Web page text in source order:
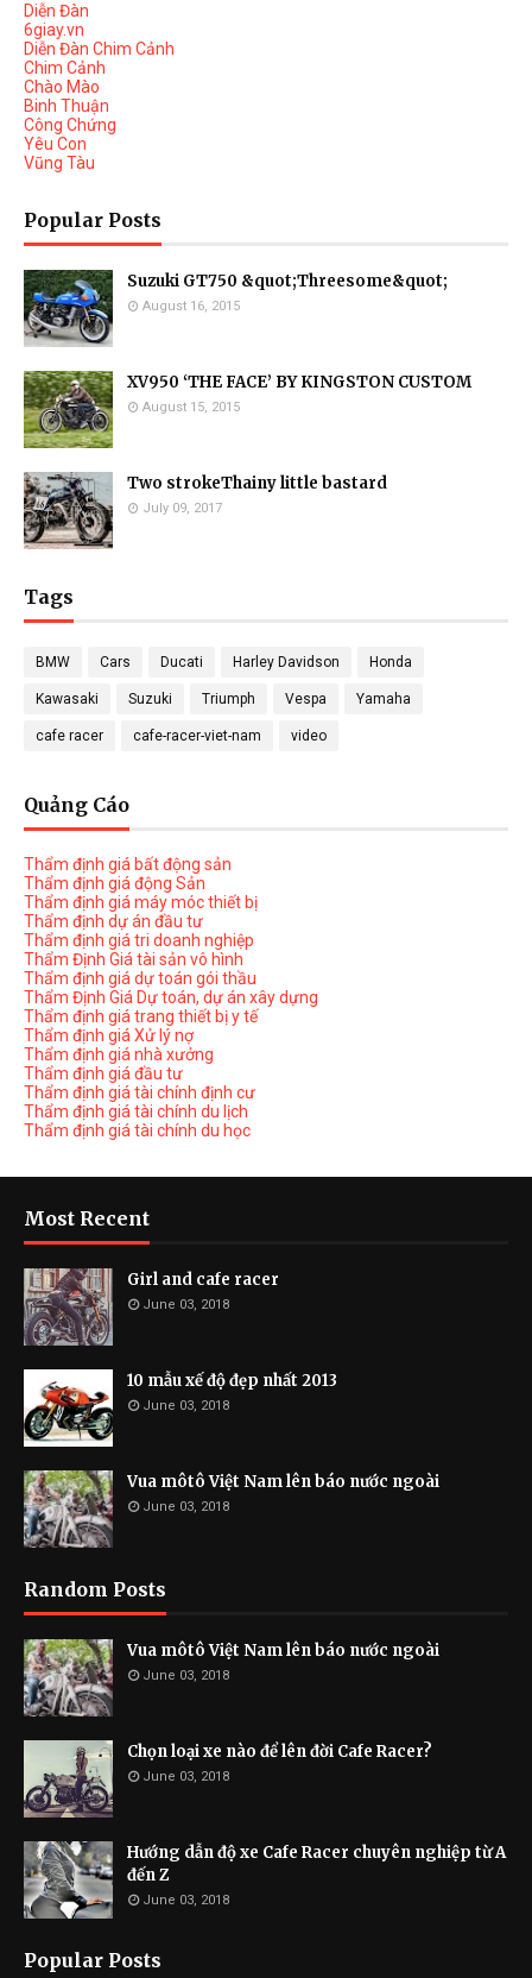
Diễn Đàn
6giay.vn
Diễn Đàn Chim Cảnh
Chim Cảnh
Chào Mào
Binh Thuận
Công Chứng
Yêu Con
Vũng Tàu
Popular Posts
Suzuki GT750 &quot;Threesome&quot;
August 16, 2015
XV950 ‘THE FACE’ BY KINGSTON CUSTOM
August 15, 2015
Two strokeThainy little bastard
July 09, 2017
Tags
BMW Cars Ducati Harley Davidson Honda
Kawasaki Suzuki Triumph Vespa Yamaha
cafe racer cafe-racer-viet-nam video
Quảng Cáo
Thẩm định giá bất động sản
Thẩm định giá động Sản
Thẩm định giá máy móc thiết bị
Thẩm định dự án đầu tư
Thẩm định giá tri doanh nghiệp
Thẩm Định Giá tài sản vô hình
Thẩm định giá dự toán gói thầu
Thẩm Định Giá Dự toán, dự án xây dựng
Thẩm định giá trang thiết bị y tế
Thẩm định giá Xử lý nợ
Thẩm định giá nhà xưởng
Thẩm định giá đầu tư
Thẩm định giá tài chính định cư
Thẩm định giá tài chính du lịch
Thẩm định giá tài chính du học
Most Recent
Girl and cafe racer
June 03, 2018
10 mẫu xế độ đẹp nhất 2013
June 03, 2018
Vua môtô Việt Nam lên báo nước ngoài
June 03, 2018
Random Posts
Vua môtô Việt Nam lên báo nước ngoài
June 03, 2018
Chọn loại xe nào để lên đời Cafe Racer?
June 03, 2018
Hướng dẫn độ xe Cafe Racer chuyên nghiệp từ A
đến Z
June 03, 2018
Popular Posts